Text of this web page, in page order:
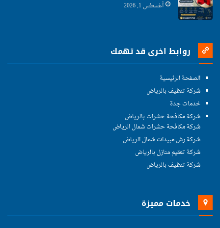
أغسطس 1, 2026
روابط اخرى قد تهمك
الصفحة الرئيسية
شركة تنظيف بالرياض
خدمات جدة
شركة مكافحة حشرات بالرياض
شركة مكافحة حشرات شمال الرياض
شركة رش مبيدات شمال الرياض
شركة تعقيم منازل بالرياض
شركة تنظيف بالرياض
خدمات مميزة